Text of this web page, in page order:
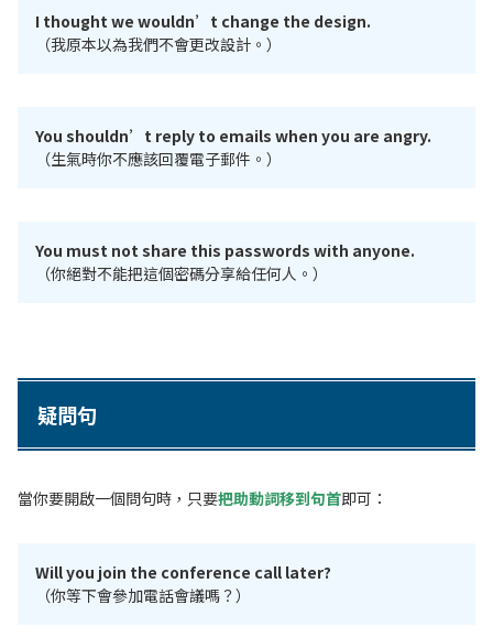
I thought we wouldn’t change the design.
（我原本以為我們不會更改設計。）
You shouldn’t reply to emails when you are angry.
（生氣時你不應該回覆電子郵件。）
You must not share this passwords with anyone.
（你絕對不能把這個密碼分享給任何人。）
疑問句
當你要開啟一個問句時，只要把助動詞移到句首即可：
Will you join the conference call later?
（你等下會參加電話會議嗎？）